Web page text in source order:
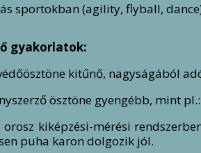
sportokban (agility, flyball,
gyakorlatok:
kitűnő, nagyságából
ösztöne gyengébb, mint
kiképzési-mérési
puha karon dolgozik jól.